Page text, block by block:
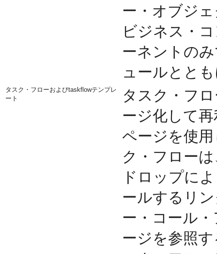
ー・オブジ
ビジネス・
ーネントの
ュールとと
タスク・フローおよびtaskflowテンプレ
ート
タスク・フ
ージ化して
ページを使
ク・フロー
ドロップに
ールするリ
ー・コール
ージを参照